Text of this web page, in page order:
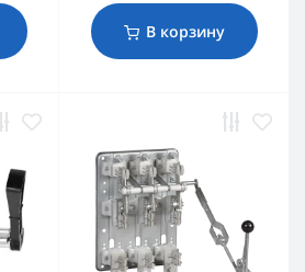
В корзину